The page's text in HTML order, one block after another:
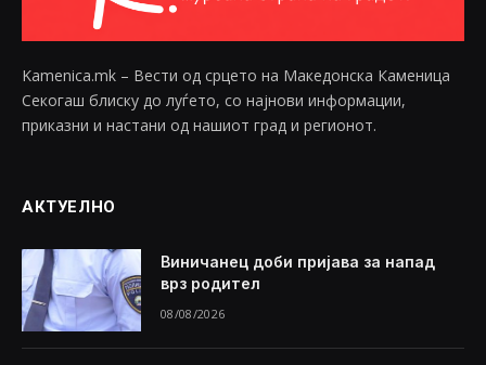
Kamenica.mk – Вести од срцето на Македонска Каменица
Секогаш блиску до луѓето, со најнови информации,
приказни и настани од нашиот град и регионот.
АКТУЕЛНО
Виничанец доби пријава за напад
врз родител
08/08/2026